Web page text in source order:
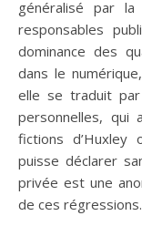
généralisé par
responsables
dominance des
dans le
elle se traduit
personnelles, qui
fictions d’Huxley
puisse déclarer
privée est une
de ces régressions.